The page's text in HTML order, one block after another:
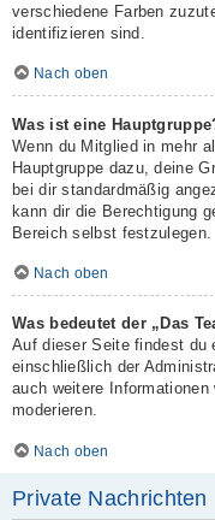
verschiedene Farben
identifizieren sind.
Nach oben
Was ist eine
Wenn du Mitglied in mehr
Hauptgruppe dazu, deine
bei dir standardmäßig
kann dir die Berechtigung
Bereich selbst festzulegen.
Nach oben
Was bedeutet der „Das
Auf dieser Seite findest du
einschließlich der
auch weitere
moderieren.
Nach oben
Private Nachrichten